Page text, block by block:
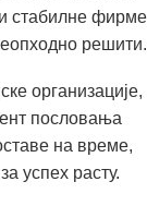
стабилне фирме
решити.
организације,
пословања
на време,
успех расту.